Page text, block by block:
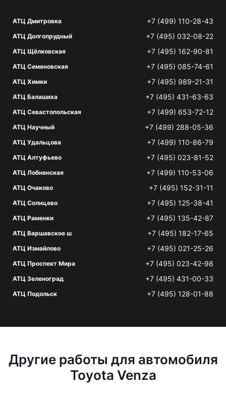
АТЦ Дмитровка +7 (499) 110-28-43
АТЦ Долгопрудный +7 (495) 032-08-22
АТЦ Щёлковская +7 (495) 162-90-81
АТЦ Семеновская +7 (495) 085-74-61
АТЦ Химки +7 (495) 989-21-31
АТЦ Балашиха +7 (495) 431-63-63
АТЦ Севастопольская +7 (499) 653-72-12
АТЦ Научный +7 (499) 288-05-36
АТЦ Удальцова +7 (499) 110-86-79
АТЦ Алтуфьево +7 (495) 023-81-52
АТЦ Лобненская +7 (499) 110-53-06
АТЦ Очаково +7 (495) 152-31-11
АТЦ Солнцево +7 (495) 125-38-41
АТЦ Раменки +7 (495) 135-42-87
АТЦ Варшавское ш +7 (495) 182-17-65
АТЦ Измайлово +7 (495) 021-25-26
АТЦ Проспект Мира +7 (495) 023-42-98
АТЦ Зеленоград +7 (495) 431-00-33
АТЦ Подольск +7 (495) 128-01-88
Другие работы для автомобиля
Toyota Venza